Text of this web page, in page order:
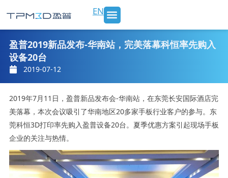
至
内
EN
盈普2019新品发布-华南站，完美落幕科恒率先购入
设备20台
2019-07-12
2019年7月11日，盈普新品发布会-华南站，在东莞长安国际酒店完
美落幕，本次会议吸引了华南地区20多家手板行业客户的参与。东
莞科恒3D打印率先购入盈普设备20台。夏季优惠方案引起现场手板
企业的关注与热情。